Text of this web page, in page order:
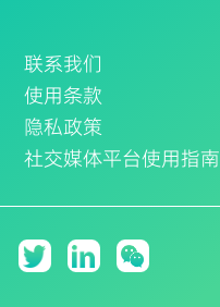
联系我们
使用条款
隐私政策
社交媒体平台使用指南